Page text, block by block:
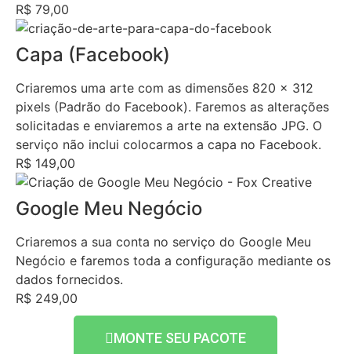
R$ 79,00
Capa (Facebook)
Criaremos uma arte com as dimensões 820 x 312
pixels (Padrão do Facebook). Faremos as alterações
solicitadas e enviaremos a arte na extensão JPG. O
serviço não inclui colocarmos a capa no Facebook.
R$ 149,00
Google Meu Negócio
Criaremos a sua conta no serviço do Google Meu
Negócio e faremos toda a configuração mediante os
dados fornecidos.
R$ 249,00
MONTE SEU PACOTE